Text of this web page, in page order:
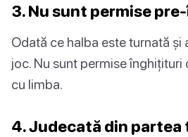
3. Nu sunt permise
Odată ce halba este turnată și
joc. Nu sunt permise înghițituri
cu limba.
4. Judecată din